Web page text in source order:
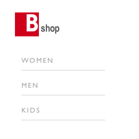
WOMEN
MEN
KIDS